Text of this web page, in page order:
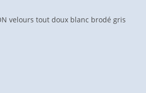
velours tout doux blanc brodé gris